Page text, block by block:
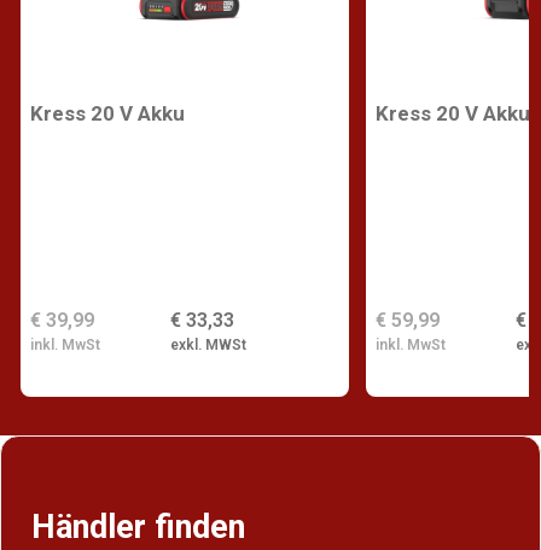
Kress 20 V Akku
€ 33,33
exkl. MWSt
€ 39,99
inkl. MwSt
Kress 20 V Akku
€
€ 59,99
inkl. MwSt
Händler finden